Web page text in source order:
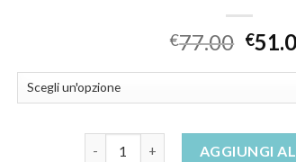
€77.00 €
AGGIUNGI